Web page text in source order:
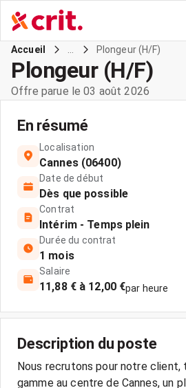
Accueil Plongeur (H/F)
Plongeur (H/F)
Offre parue le 03 août 2026
En résumé
Localisation
Cannes (06400)
Date de début
Dès que possible
Contrat
Intérim - Temps plein
Durée du contrat
1 mois
Salaire
11,88 € à 12,00 €par heure
Description du poste
Nous recrutons pour notre client,
gamme au centre de Cannes, un